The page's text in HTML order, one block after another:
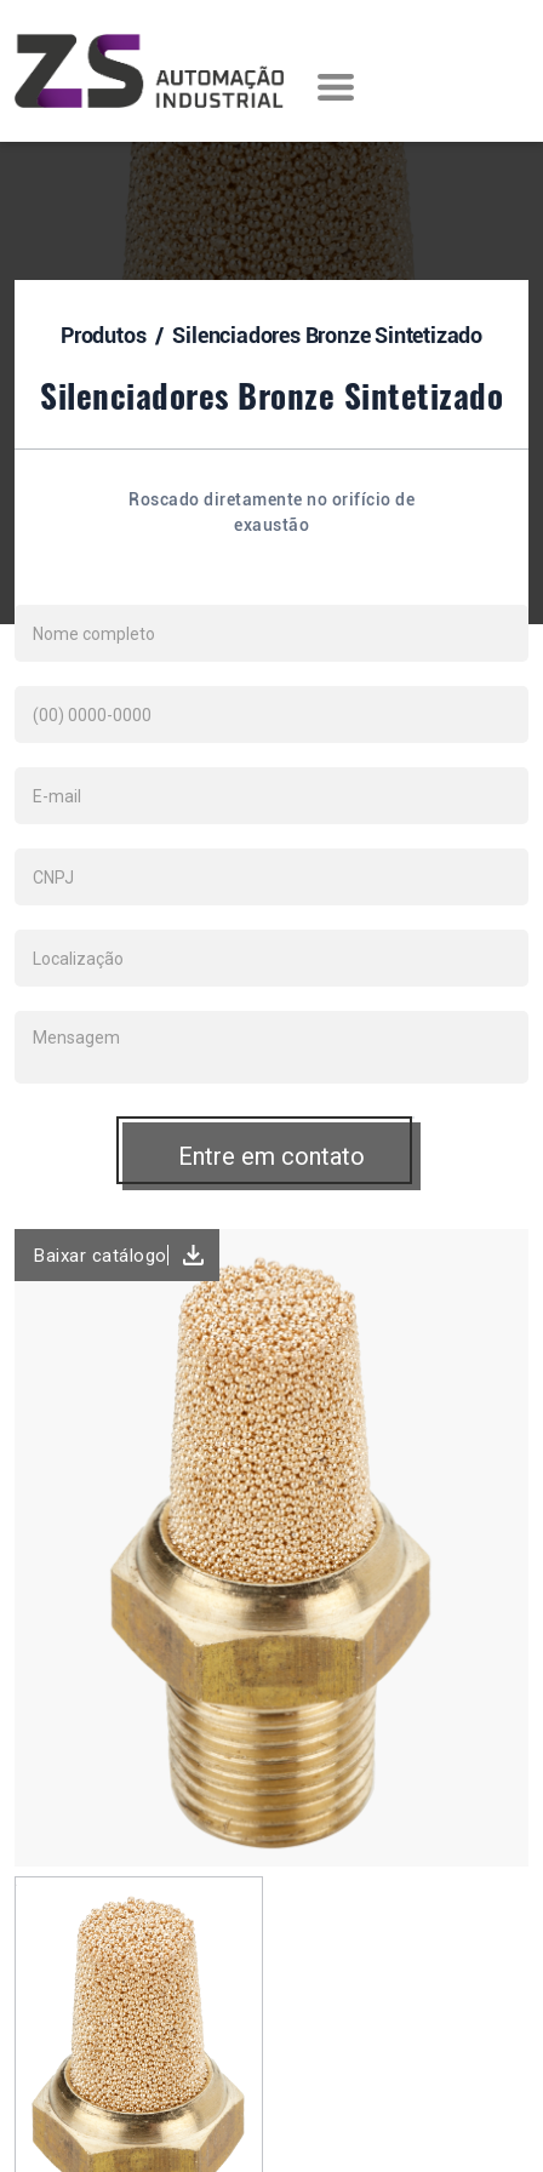
Produtos/ Silenciadores Bronze Sintetizado
Baixar catálogo
Silenciadores Bronze Sintetizado
Roscado diretamente no orifício de
exaustão